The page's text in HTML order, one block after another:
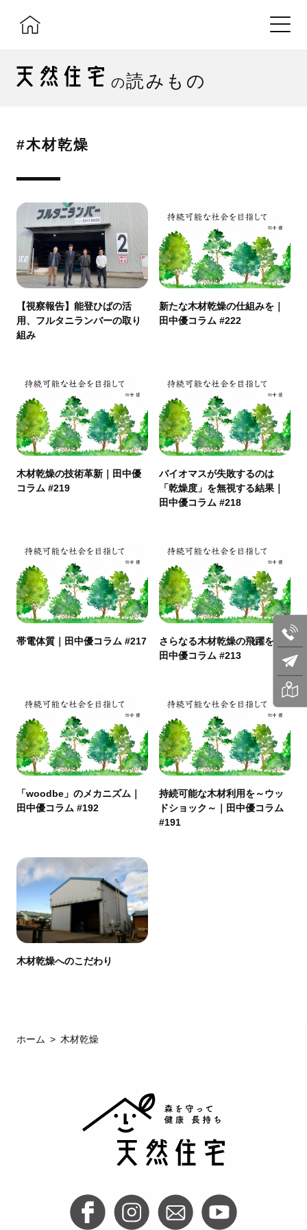
の読みもの
#木材乾燥
【視察報告】能登ひばの活
用、フルタニランバーの取り
組み
新たな木材乾燥の仕組みを｜
田中優コラム #222
木材乾燥の技術革新｜田中優
コラム #219
バイオマスが失敗するのは
「乾燥度」を無視する結果｜
田中優コラム #218
帯電体質｜田中優コラム #217
さらなる木材乾燥の飛躍を｜
田中優コラム #213
「woodbe」のメカニズム｜
田中優コラム #192
持続可能な木材利用を～ウッ
ドショック～｜田中優コラム
#191
木材乾燥へのこだわり
ホーム 木材乾燥